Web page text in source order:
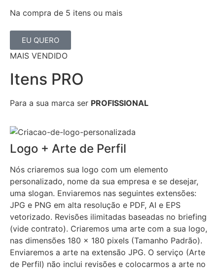
Na compra de 5 itens ou mais
EU QUERO
MAIS VENDIDO
Itens PRO
Para a sua marca ser PROFISSIONAL
Logo + Arte de Perfil
Nós criaremos sua logo com um elemento
personalizado, nome da sua empresa e se desejar,
uma slogan. Enviaremos nas seguintes extensões:
JPG e PNG em alta resolução e PDF, AI e EPS
vetorizado. Revisões ilimitadas baseadas no briefing
(vide contrato). Criaremos uma arte com a sua logo,
nas dimensões 180 x 180 pixels (Tamanho Padrão).
Enviaremos a arte na extensão JPG. O serviço (Arte
de Perfil) não inclui revisões e colocarmos a arte no